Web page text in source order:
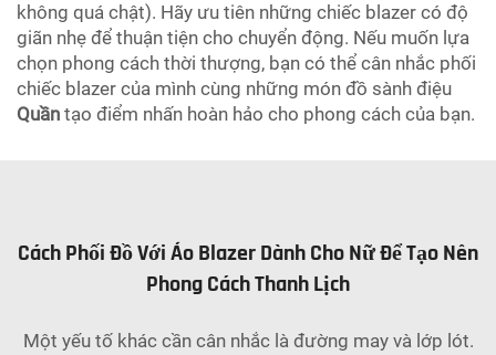
không quá chật). Hãy ưu tiên những chiếc blazer có độ
giãn nhẹ để thuận tiện cho chuyển động. Nếu muốn lựa
chọn phong cách thời thượng, bạn có thể cân nhắc phối
chiếc blazer của mình cùng những món đồ sành điệu
Quần tạo điểm nhấn hoàn hảo cho phong cách của bạn.
Cách Phối Đồ Với Áo Blazer Dành Cho Nữ Để Tạo Nên
Phong Cách Thanh Lịch
Một yếu tố khác cần cân nhắc là đường may và lớp lót.